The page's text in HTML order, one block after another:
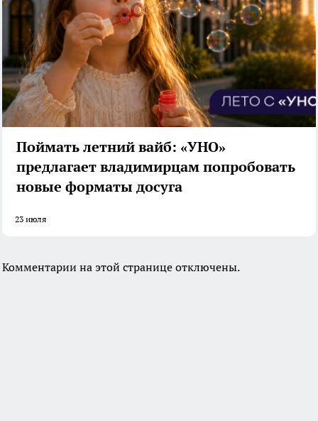
Поймать летний вайб: «УНО»
предлагает владимирцам попробовать
новые форматы досуга
23 июля
Комментарии на этой странице отключены.